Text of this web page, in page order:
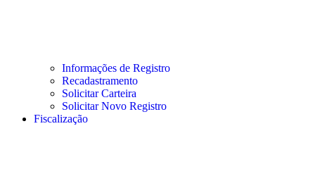
Informações de Registro
Recadastramento
Solicitar Carteira
Solicitar Novo Registro
Fiscalização